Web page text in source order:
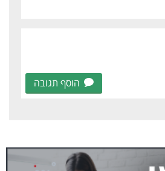
הוסף תגובה